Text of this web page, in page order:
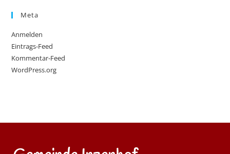
Meta
Anmelden
Eintrags-Feed
Kommentar-Feed
WordPress.org